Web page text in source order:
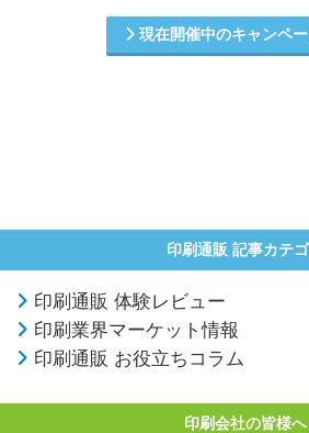
現在開催中のキャンペ
印刷通販 記事カテゴ
印刷通販 体験レビュー
印刷業界マーケット情報
印刷通販 お役立ちコラム
印刷会社の皆様へ